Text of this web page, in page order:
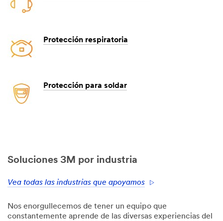
Protección respiratoria
Protección para soldar
Soluciones 3M por industria
Vea todas las industrias que apoyamos
Nos enorgullecemos de tener un equipo que
constantemente aprende de las diversas experiencias del